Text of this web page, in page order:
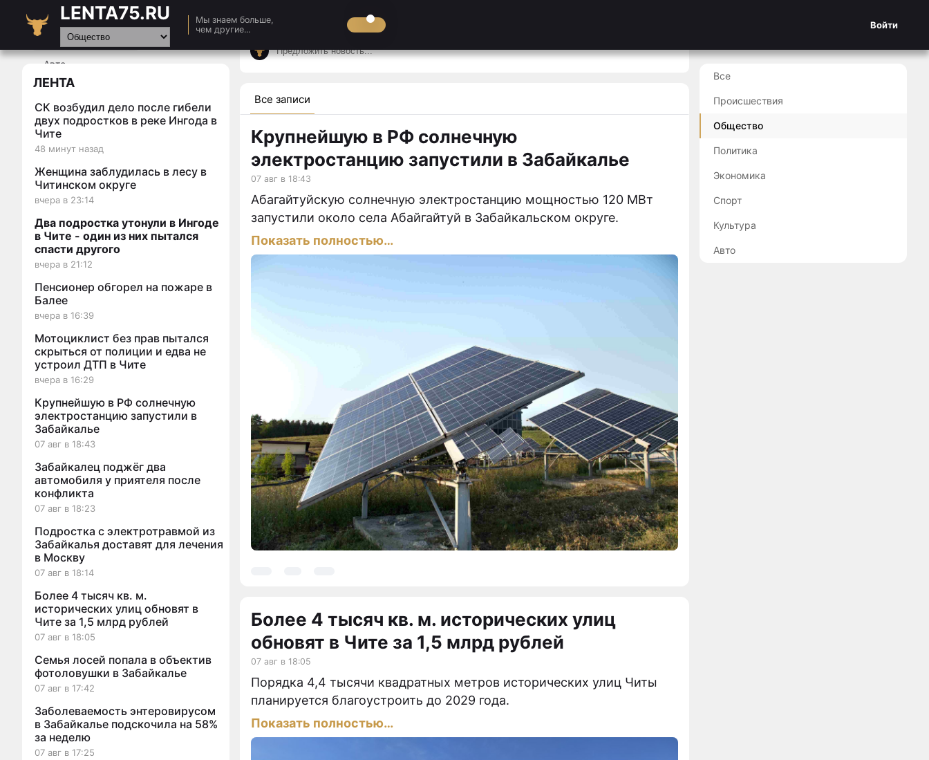
LENTA75.RU
Мы знаем больше,
чем другие...
Войти
Главная
Новости
Авто
Видео
Статьи
ЛЕНТА
СК возбудил дело после гибели
двух подростков в реке Ингода в
Чите
48 минут назад
Женщина заблудилась в лесу в
Читинском округе
вчера в 23:14
Два подростка утонули в Ингоде
в Чите - один из них пытался
спасти другого
вчера в 21:12
Пенсионер обгорел на пожаре в
Балее
вчера в 16:39
Мотоциклист без прав пытался
скрыться от полиции и едва не
устроил ДТП в Чите
вчера в 16:29
Крупнейшую в РФ солнечную
электростанцию запустили в
Забайкалье
07 авг в 18:43
Забайкалец поджёг два
автомобиля у приятеля после
конфликта
07 авг в 18:23
Подростка с электротравмой из
Забайкалья доставят для лечения
в Москву
07 авг в 18:14
Более 4 тысяч кв. м.
исторических улиц обновят в
Чите за 1,5 млрд рублей
07 авг в 18:05
Семья лосей попала в объектив
фотоловушки в Забайкалье
07 авг в 17:42
Заболеваемость энтеровирусом
в Забайкалье подскочила на 58%
за неделю
07 авг в 17:25
Все записи
Крупнейшую в РФ солнечную
электростанцию запустили в Забайкалье
07 авг в 18:43
Абагайтуйскую солнечную электростанцию мощностью 120 МВт
запустили около села Абайгайтуй в Забайкальском округе.
Показать полностью…
Более 4 тысяч кв. м. исторических улиц
обновят в Чите за 1,5 млрд рублей
07 авг в 18:05
Порядка 4,4 тысячи квадратных метров исторических улиц Читы
планируется благоустроить до 2029 года.
Показать полностью…
Все
Происшествия
Общество
Политика
Экономика
Спорт
Культура
Авто